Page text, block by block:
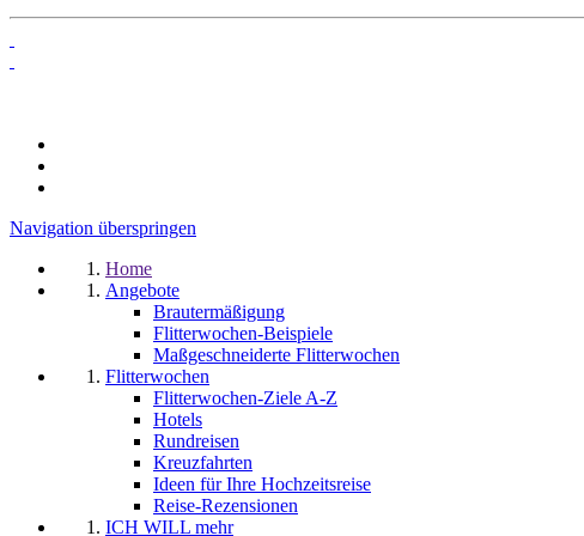
Navigation überspringen
Home
Angebote
Brautermäßigung
Flitterwochen-Beispiele
Maßgeschneiderte Flitterwochen
Flitterwochen
Flitterwochen-Ziele A-Z
Hotels
Rundreisen
Kreuzfahrten
Ideen für Ihre Hochzeitsreise
Reise-Rezensionen
ICH WILL mehr